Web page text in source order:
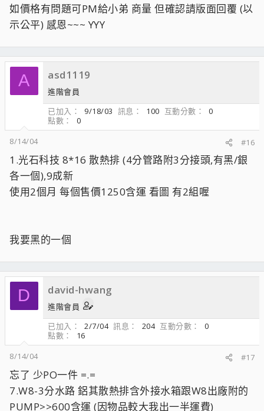
如價格有問題可PM給小弟 商量 但確認請版面回覆 (以
示公平) 感恩~~~ YYY
A asd1119
進階會員
已加入
9/18/03 訊息 100 互動分數
0
點數
0
8/14/04
#16
1.光石科技 8*16 散熱排 (4分管路附3分接頭,有黑/銀
各一個),9成新
使用2個月 每個售價1250含運 看圖 有2組喔
我要黑的一個
D david-hwang
進階會員
已加入
2/7/04 訊息 204 互動分數
0
點數
16
8/14/04
#17
忘了 少PO一件 =.=
7.W8-3分水路 鋁其散熱排含外接水箱跟W8出廠附的
PUMP>>600含運 (因物品較大我出一半運費)